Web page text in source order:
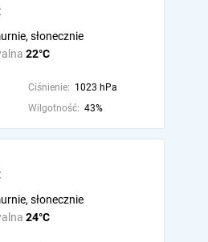
22°C
słonecznie
Ciśnienie: 1023 hPa
Wilgotność: 43%
24°C
słonecznie